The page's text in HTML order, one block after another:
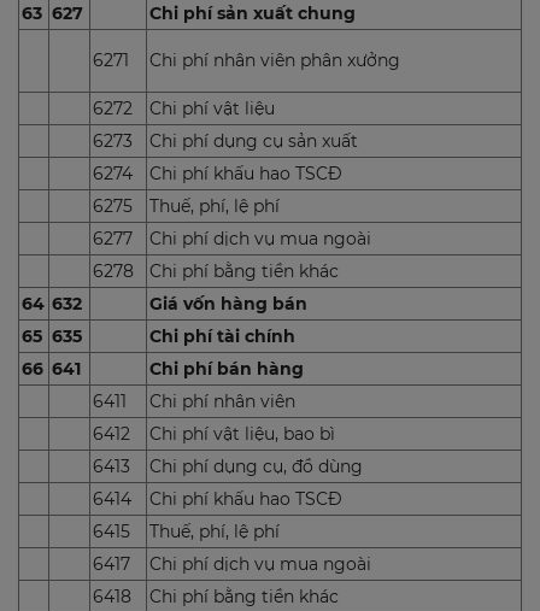
63 627 Chi phí sản xuất chung
6271 Chi phí nhân viên phân xưởng
6272
Chi phí vật liệu
6273
Chi phí dụng cụ sản xuất
6274
Chi phí khấu hao TSCĐ
6275
Thuế, phí, lệ phí
6277
Chi phí dịch vụ mua ngoài
6278
Chi phí bằng tiền khác
64 632
Giá vốn hàng bán
65 635
Chi phí tài chính
66 641
Chi phí bán hàng
6411
Chi phí nhân viên
6412
Chi phí vật liệu, bao bì
6413
Chi phí dụng cụ, đồ dùng
6414
Chi phí khấu hao TSCĐ
6415
Thuế, phí, lệ phí
6417
Chi phí dịch vụ mua ngoài
6418
Chi phí bằng tiền khác